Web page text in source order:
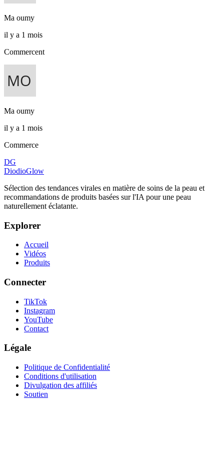
Ma oumy
il y a 1 mois
Commercent
Ma oumy
il y a 1 mois
Commerce
DG
DiodioGlow
Sélection des tendances virales en matière de soins de la peau et
recommandations de produits basées sur l'IA pour une peau
naturellement éclatante.
Explorer
Accueil
Vidéos
Produits
Connecter
TikTok
Instagram
YouTube
Contact
Légale
Politique de Confidentialité
Conditions d'utilisation
Divulgation des affiliés
Soutien